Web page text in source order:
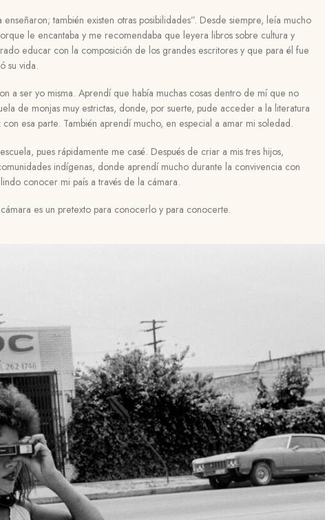
también existen otras posibilidades”. Desde siempre, leía mucho
le encantaba y me recomendaba que leyera libros sobre cultura y
educar con la composición de los grandes escritores y que para él fue
su vida.
a ser yo misma. Aprendí que había muchas cosas dentro de mí que no
de monjas muy estrictas, donde, por suerte, pude acceder a la literatura
esa parte. También aprendí mucho, en especial a amar mi soledad.
pues rápidamente me casé. Después de criar a mis tres hijos,
indígenas, donde aprendí mucho durante la convivencia con
conocer mi país a través de la cámara.
es un pretexto para conocerlo y para conocerte.